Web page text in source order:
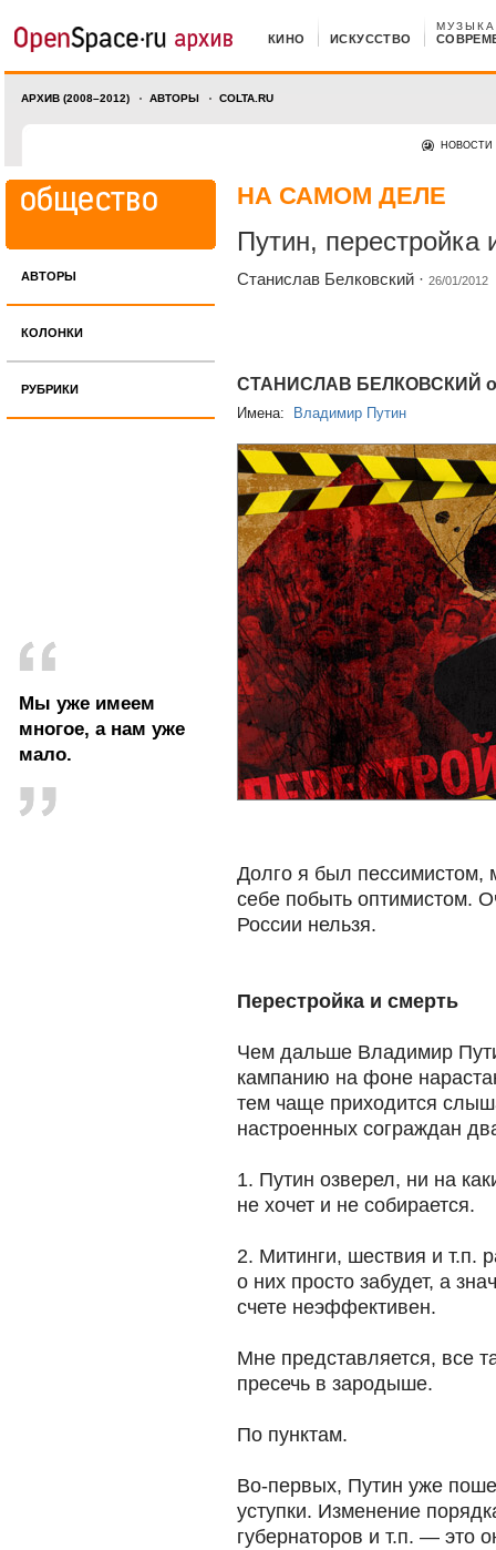
КИНО ИСКУССТВО
МУЗЫКА
АРХИВ (2008–2012) АВТОРЫ COLTA.RU
НОВОСТИ
АВТОРЫ
КОЛОНКИ
РУБРИКИ
Мы уже имеем
многое, а нам уже
мало.
НА САМОМ ДЕЛЕ
Путин, перестройка
Станислав Белковский · 26/01/2012
СТАНИСЛАВ БЕЛКОВСКИЙ о
Имена: Владимир Путин
Долго я был пессимистом,
себе побыть оптимистом.
России нельзя.
Перестройка и смерть
Чем дальше Владимир
кампанию на фоне
тем чаще приходится
настроенных сограждан
1. Путин озверел, ни на
не хочет и не собирается.
2. Митинги, шествия и т.п.
о них просто забудет, а
счете неэффективен.
Мне представляется, все
пресечь в зародыше.
По пунктам.
Во-первых, Путин уже
уступки. Изменение
губернаторов и т.п. — это